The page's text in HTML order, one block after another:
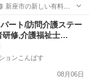
ート/訪問介護ステー
研修,介護福祉士…
ョンこんぱす
08月06日